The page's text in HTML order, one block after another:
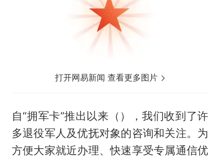
打开网易新闻 查看更多图片
自“拥军卡”推出以来（），我们收到了许
多退役军人及优抚对象的咨询和关注。为
方便大家就近办理、快速享受专属通信优